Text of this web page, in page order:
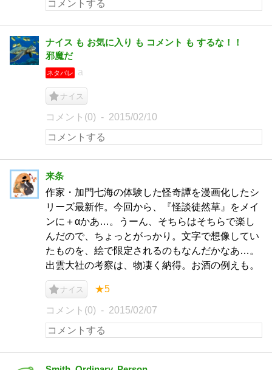
ナイス も お気に入り も コメント も するな！！
邪魔だ
ネタバレ a
ナイス
コメント(0) 2015/02/10
来条
作家・加門七海の体験した怪奇譚を漫画化したシ
リーズ最新作。今回から、『怪談徒然草』をメイ
ンに＋αかあ…。うーん、そちらはそちらで楽し
んだので、ちょっとがっかり。文字で想像してい
たものを、絵で限定されるのもなんだかなあ…。
出雲大社の考察は、物凄く納得。お酒の例えも。
ナイス ★5
コメント(0) 2015/02/07